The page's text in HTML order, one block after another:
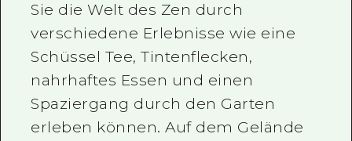
Sie die Welt des Zen durch
verschiedene Erlebnisse wie eine
Schüssel Tee, Tintenflecken,
nahrhaftes Essen und einen
Spaziergang durch den Garten
erleben können. Auf dem Gelände